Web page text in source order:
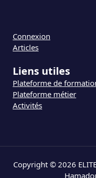
Connexion
Articles
Liens utiles
Plateforme de
Plateforme métier
Activités
Copyright © 2026